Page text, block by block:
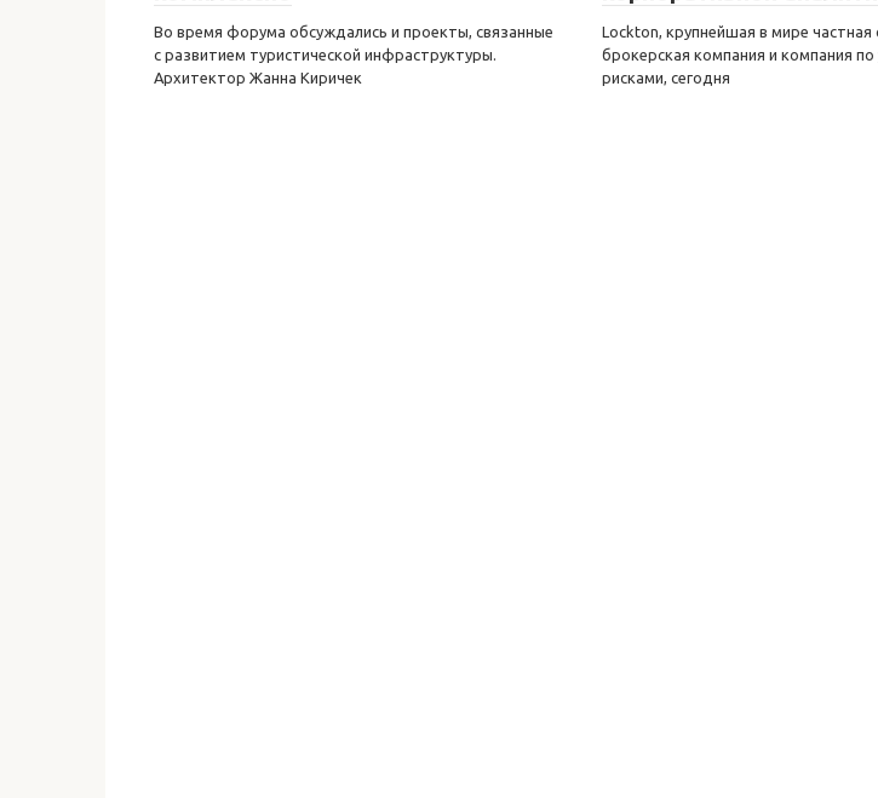
Во время форума обсуждались и проекты, связанные
с развитием туристической инфраструктуры.
Архитектор Жанна Киричек
Lockton, крупнейшая в мире частная
брокерская компания и компания по
рисками, сегодня